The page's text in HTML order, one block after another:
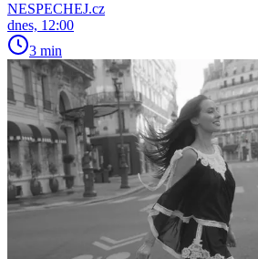
NESPECHEJ.cz
dnes, 12:00
3 min